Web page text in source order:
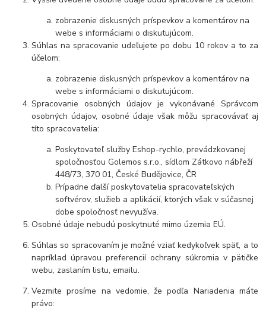
zobrazenie diskusných príspevkov a komentárov na
webe s informáciami o diskutujúcom.
Súhlas na spracovanie udeľujete po dobu 10 rokov a to za
účelom:
zobrazenie diskusných príspevkov a komentárov na
webe s informáciami o diskutujúcom.
Spracovanie osobných údajov je vykonávané Správcom
osobných údajov, osobné údaje však môžu spracovávať aj
títo spracovatelia:
Poskytovateľ služby Eshop-rychlo, prevádzkovanej
spoločnosťou Golemos s.r.o., sídlom Zátkovo nábřeží
448/73, 370 01, České Budějovice, ČR
Prípadne ďalší poskytovatelia spracovateľských
softvérov, služieb a aplikácií, ktorých však v súčasnej
dobe spoločnosť nevyužíva.
Osobné údaje nebudú poskytnuté mimo územia EÚ.
Súhlas so spracovaním je možné vziať kedykoľvek späť, a to
napríklad úpravou preferencií ochrany súkromia v pätičke
webu, zaslaním listu, emailu.
Vezmite prosíme na vedomie, že podľa Nariadenia máte
právo: